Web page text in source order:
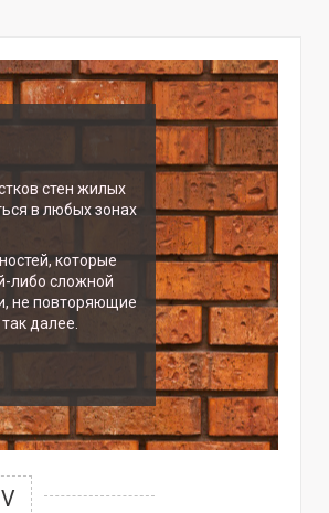
стен жилых
в любых зонах
которые
либо сложной
не повторяющие
далее.